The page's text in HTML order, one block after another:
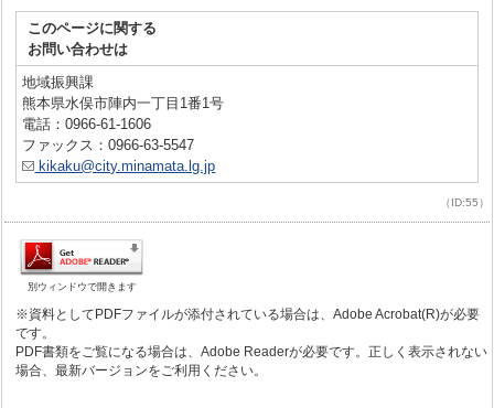
このページに関する
お問い合わせは
地域振興課
熊本県水俣市陣内一丁目1番1号
電話：0966-61-1606
ファックス：0966-63-5547
kikaku@city.minamata.lg.jp
（ID:55）
別ウィンドウで開きます
※資料としてPDFファイルが添付されている場合は、Adobe Acrobat(R)が必要
です。
PDF書類をご覧になる場合は、Adobe Readerが必要です。正しく表示されない
場合、最新バージョンをご利用ください。